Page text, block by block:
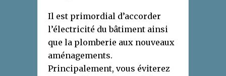
Il est primordial d’accorder
l’électricité du bâtiment ainsi
que la plomberie aux nouveaux
aménagements.
Principalement, vous éviterez